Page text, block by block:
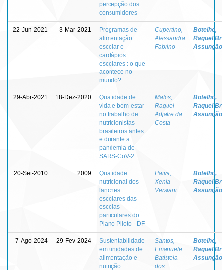
percepção dos
consumidores
22-Jun-2021 3-Mar-2021
Programas de
alimentação
escolar e
cardápios
escolares : o que
acontece no
mundo?
Cupertino,
Alessandra
Fabrino
Botelho,
Raquel
Assunção
29-Abr-2021 18-Dez-2020
Qualidade de
vida e bem-estar
no trabalho de
nutricionistas
brasileiros antes
e durante a
pandemia de
SARS-CoV-2
Matos,
Raquel
Adjafre da
Costa
Botelho,
Raquel
Assunção
20-Set-2010 2009
Qualidade
nutricional dos
lanches
escolares das
escolas
particulares do
Plano Piloto - DF
Paiva,
Xenia
Versiani
Botelho,
Raquel
Assunção
7-Ago-2024 29-Fev-2024
Sustentabilidade
em unidades de
alimentação e
nutrição
Santos,
Emanuele
Batistela
dos
Botelho,
Raquel
Assunção